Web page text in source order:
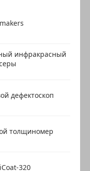
инфракрасный
дефектоскоп
толщиномер
320